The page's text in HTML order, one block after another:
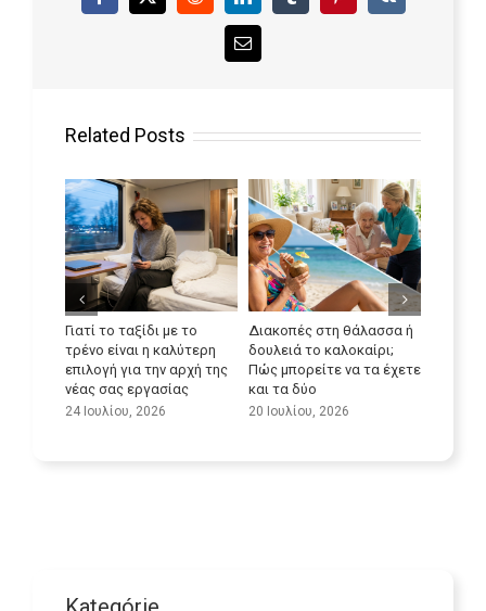
Email
Related Posts
στη θάλασσα ή
το καλοκαίρι;
μπορείτε να τα έχετε
τα δύο
Ιουλίου, 2026
Βελτιώστε τις γλωσσικές
σας δεξιότητες
9 Ιουλίου, 2026
Μέγιστη
δυναμικού των
μεταφορικών